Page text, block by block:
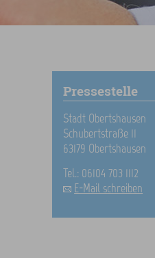
Pressestelle
Stadt Obertshausen
Schubertstraße 11
63179 Obertshausen
Tel.: 06104 703 1112
E-Mail schreiben